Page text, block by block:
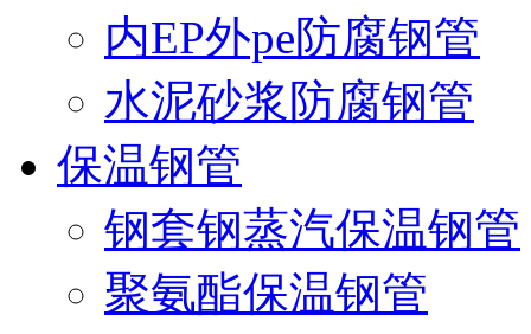
内EP外pe防腐钢管
水泥砂浆防腐钢管
保温钢管
钢套钢蒸汽保温钢管
聚氨酯保温钢管